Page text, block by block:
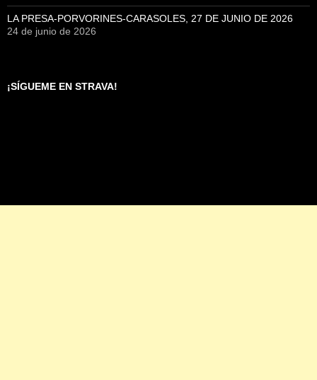
LA PRESA-PORVORINES-CARASOLES, 27 DE JUNIO DE 2026
24 de junio de 2026
¡SÍGUEME EN STRAVA!